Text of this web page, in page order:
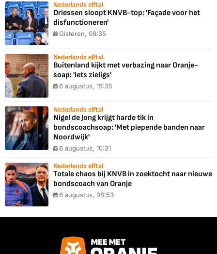
Nederlands elftal
Driessen sloopt KNVB-top: 'Façade voor het
disfunctioneren'
Gisteren, 08:35
Nederlands elftal
Buitenland kijkt met verbazing naar Oranje-
soap: 'Iets zieligs'
6 augustus, 15:35
Nederlands elftal
Nigel de Jong krijgt harde tik in
bondscoachsoap: 'Met piepende banden naar
Noordwijk'
6 augustus, 10:31
Nederlands elftal
Totale chaos bij KNVB in zoektocht naar nieuwe
bondscoach van Oranje
6 augustus, 08:53